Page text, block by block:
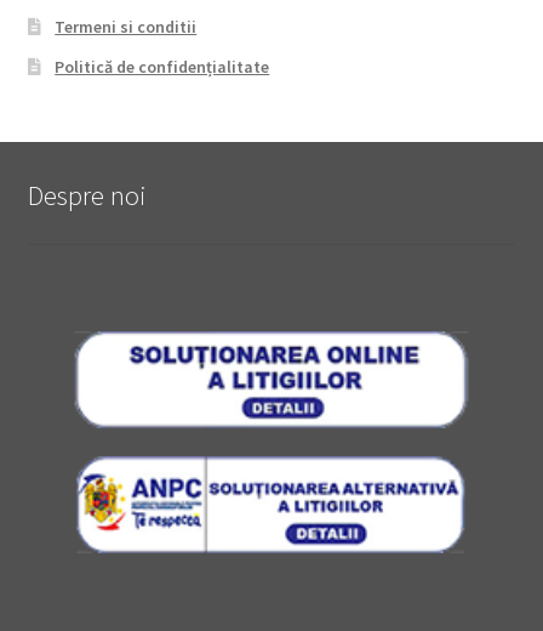
Termeni si conditii
Politică de confidențialitate
Despre noi